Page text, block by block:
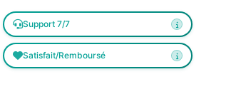
Support 7/7
Satisfait/Remboursé